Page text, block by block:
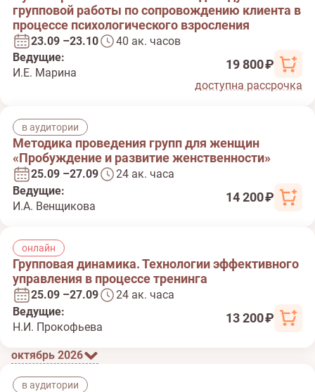
групповой работы по сопровождению клиента в
процессе психологического взросления
23.09 –23.10
40 ак. часов
Ведущие:
И.Е. Марина
19 800 ₽
доступна рассрочка
в аудитории
Методика проведения групп для женщин
«Пробуждение и развитие женственности»
25.09 –27.09
24 ак. часа
Ведущие:
И.А. Венщикова
14 200 ₽
онлайн
Групповая динамика. Технологии эффективного
управления в процессе тренинга
25.09 –27.09
24 ак. часа
Ведущие:
Н.И. Прокофьева
13 200 ₽
октябрь 2026
в аудитории